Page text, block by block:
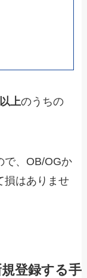
上のうちの
で、OB/OGか
損はありませ
登録する手